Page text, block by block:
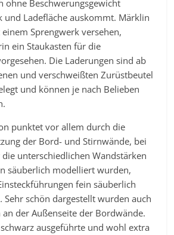
ohne Beschwerungsgewicht
und Ladefläche auskommt. Märklin
Sprengwerk versehen,
ein Staukasten für die
Die Laderungen sind ab
und verschweißten Zurüstbeutel
und können je nach Belieben
punktet vor allem durch die
der Bord- und Stirnwände, bei
unterschiedlichen Wandstärken
säuberlich modelliert wurden,
fein säuberlich
Sehr schön dargestellt wurden auch
der Außenseite der Bordwände.
ausgeführte und wohl extra